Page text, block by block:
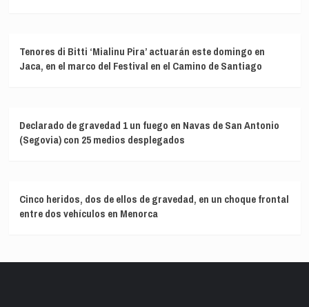
Tenores di Bitti ‘Mialinu Pira’ actuarán este domingo en
Jaca, en el marco del Festival en el Camino de Santiago
Declarado de gravedad 1 un fuego en Navas de San Antonio
(Segovia) con 25 medios desplegados
Cinco heridos, dos de ellos de gravedad, en un choque frontal
entre dos vehículos en Menorca